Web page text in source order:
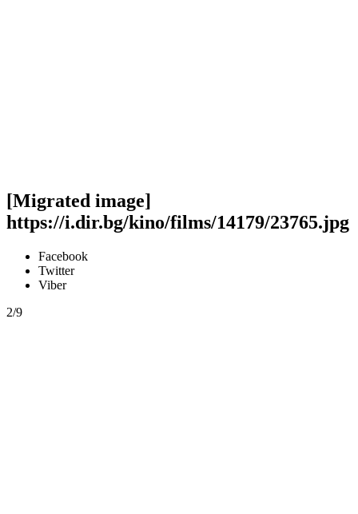
[Migrated image]
https://i.dir.bg/kino/films/14179/23765.jpg
Facebook
Twitter
Viber
2/9